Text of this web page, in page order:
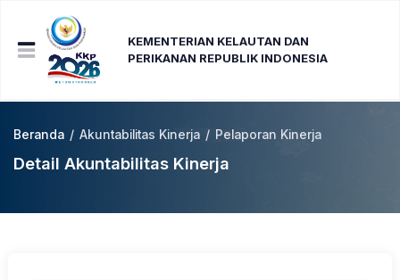
KEMENTERIAN KELAUTAN DAN
PERIKANAN REPUBLIK INDONESIA
Beranda / Akuntabilitas Kinerja / Pelaporan Kinerja
Detail Akuntabilitas Kinerja